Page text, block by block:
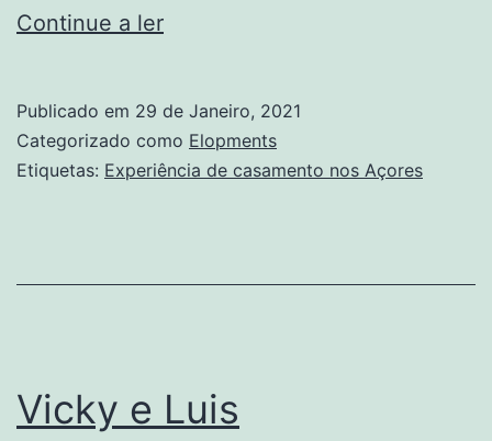
Continue a lerExperiência
nos
Açores
Publicado em 29 de Janeiro, 2021
Categorizado como Elopments
Etiquetas: Experiência de casamento nos Açores
Vicky e Luis